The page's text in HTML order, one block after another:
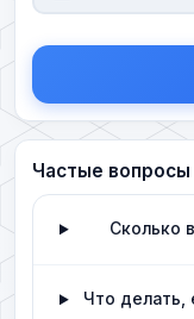
Частые вопросы
Сколько
Что делать,